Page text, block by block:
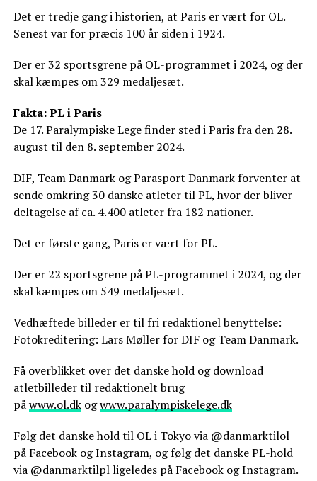
Det er tredje gang i historien, at Paris er vært for OL.
Senest var for præcis 100 år siden i 1924.
Der er 32 sportsgrene på OL-programmet i 2024, og der
skal kæmpes om 329 medaljesæt.
Fakta: PL i Paris
De 17. Paralympiske Lege finder sted i Paris fra den 28.
august til den 8. september 2024.
DIF, Team Danmark og Parasport Danmark forventer at
sende omkring 30 danske atleter til PL, hvor der bliver
deltagelse af ca. 4.400 atleter fra 182 nationer.
Det er første gang, Paris er vært for PL.
Der er 22 sportsgrene på PL-programmet i 2024, og der
skal kæmpes om 549 medaljesæt.
Vedhæftede billeder er til fri redaktionel benyttelse:
Fotokreditering: Lars Møller for DIF og Team Danmark.
Få overblikket over det danske hold og download
atletbilleder til redaktionelt brug
påwww.ol.dkogwww.paralympiskelege.dk
Følg det danske hold til OL i Tokyo via @danmarktilol
på Facebook og Instagram, og følg det danske PL-hold
via @danmarktilpl ligeledes på Facebook og Instagram.